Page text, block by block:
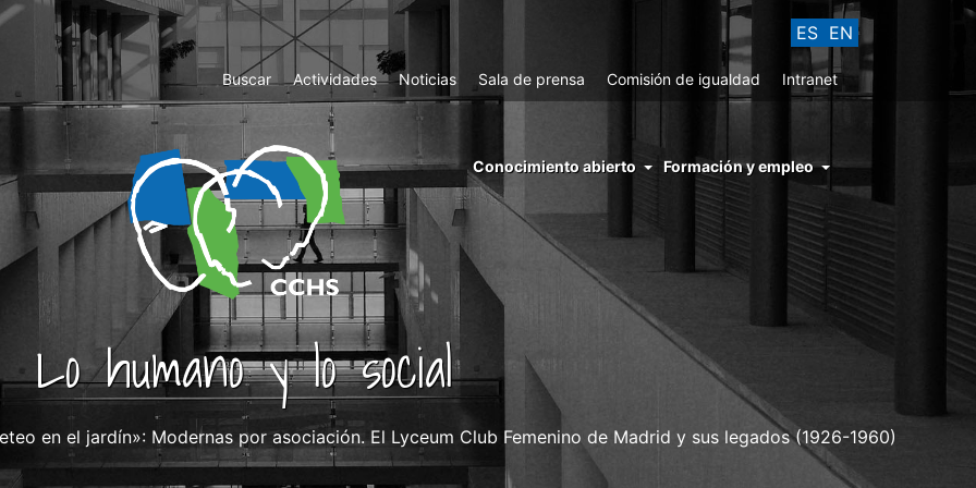
ES EN
Top
Menu
Buscar Actividades Noticias Sala de prensa Comisión de igualdad Intranet
menu
right
cchs
conocimiento
abierto
Conocimiento abierto Formación y empleo
Lo humano y lo social
en el jardín»: Modernas por asociación. El Lyceum Club Femenino de Madrid y sus legados (1926-1960)